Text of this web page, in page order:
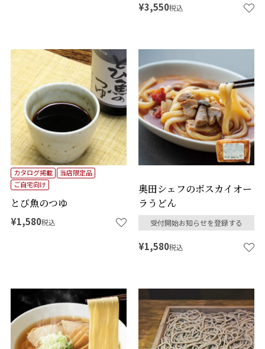
¥3,550税込
とび魚のつゆ
カタログ掲載
当店限定品
ご自宅向け
¥1,580税込
奥田シェフのボスカイオー
ラうどん
受付開始お知らせを登録する
¥1,580税込